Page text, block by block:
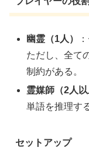
幽霊（1人）
ただし、全て
制約がある。
霊媒師（2人以
単語を推理す
セットアップ